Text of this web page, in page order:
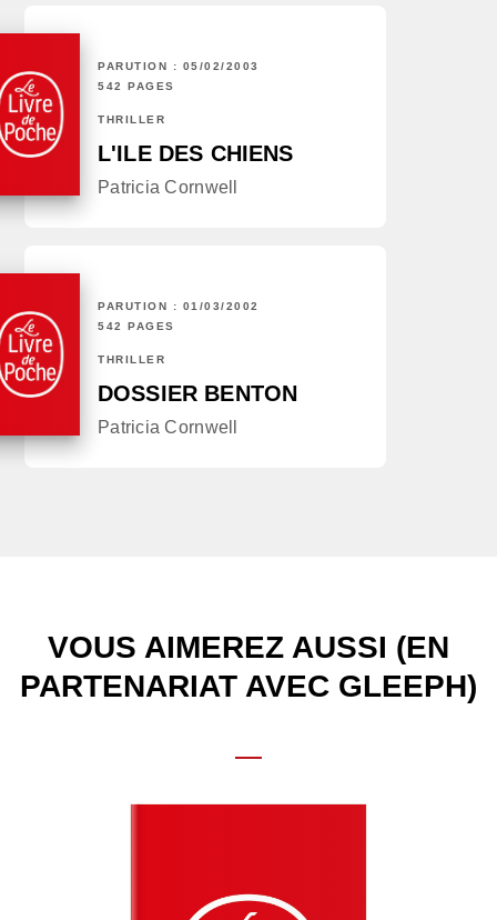
PARUTION : 05/02/2003
542 PAGES
THRILLER
L'ILE DES CHIENS
Patricia Cornwell
PARUTION : 01/03/2002
542 PAGES
THRILLER
DOSSIER BENTON
Patricia Cornwell
VOUS AIMEREZ AUSSI (EN
PARTENARIAT AVEC GLEEPH)